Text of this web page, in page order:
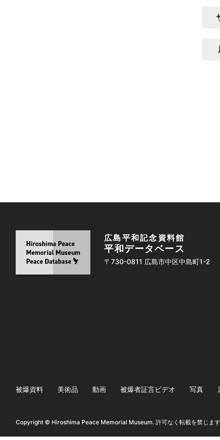
広島平和記念資料館
平和データベース
〒730-0811 広島市中区中島町1-2
被爆資料 美術品 動画 被爆者証言ビデオ 写真
Copyright © Hiroshima Peace Memorial Museum. 許可なく転載を禁じま